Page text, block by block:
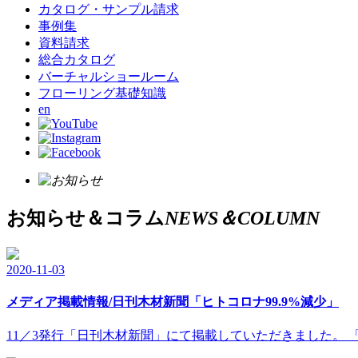
カタログ・サンプル請求
事例集
資料請求
総合カタログ
バーチャルショールーム
フローリング基礎知識
en
お知らせ＆コラムNEWS＆COLUMN
2020-11-03
メディア掲載情報/日刊木材新聞「ヒトコロナ99.9%減少」
11／3発行「日刊木材新聞」にて掲載していただきました。